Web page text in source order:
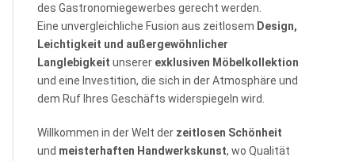
des Gastronomiegewerbes gerecht werden.
Eine unvergleichliche Fusion aus zeitlosem Design,
Leichtigkeit und außergewöhnlicher
Langlebigkeit unserer exklusiven Möbelkollektion
und eine Investition, die sich in der Atmosphäre und
dem Ruf Ihres Geschäfts widerspiegeln wird.
Willkommen in der Welt der zeitlosen Schönheit
und meisterhaften Handwerkskunst, wo Qualität